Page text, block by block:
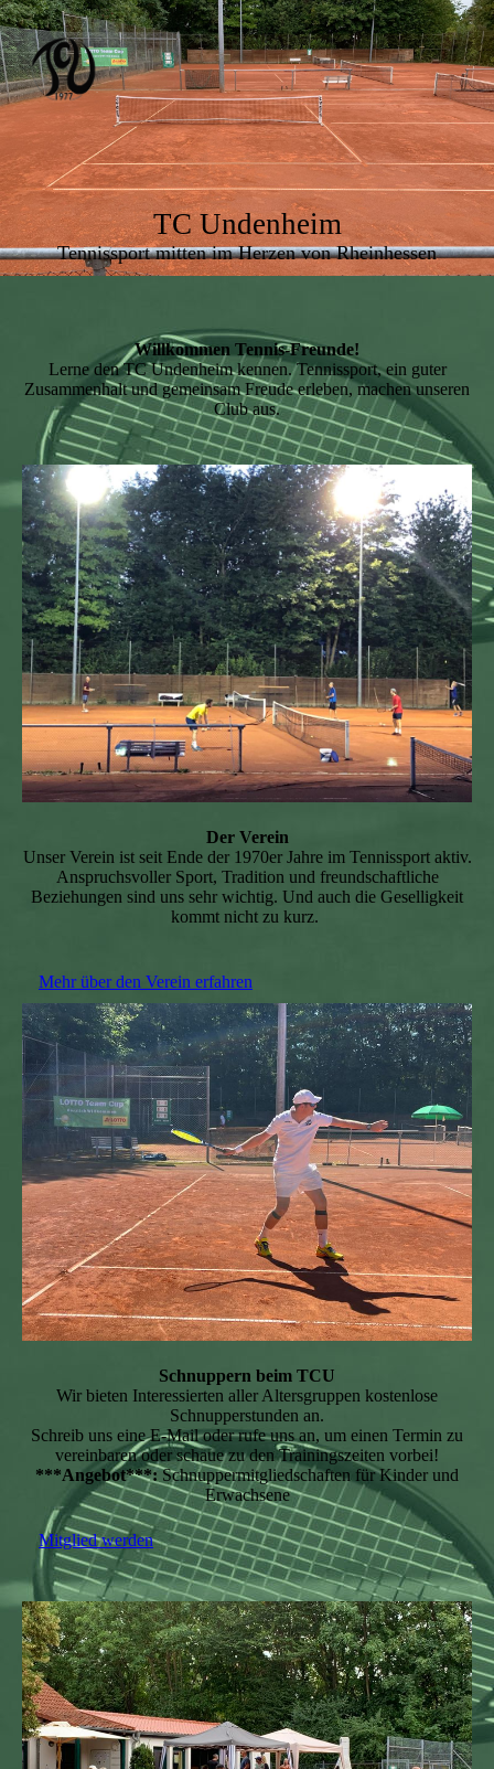
TC Undenheim
Tennissport mitten im Herzen von Rheinhessen
Willkommen Tennis-Freunde!
Lerne den TC Undenheim kennen. Tennissport, ein guter
Zusammenhalt und gemeinsam Freude erleben, machen unseren
Club aus.
Der Verein
Unser Verein ist seit Ende der 1970er Jahre im Tennissport aktiv.
Anspruchsvoller Sport, Tradition und freundschaftliche
Beziehungen sind uns sehr wichtig. Und auch die Geselligkeit
kommt nicht zu kurz.
Mehr über den Verein erfahren
Schnuppern beim TCU
Wir bieten Interessierten aller Altersgruppen kostenlose
Schnupperstunden an.
Schreib uns eine E-Mail oder rufe uns an, um einen Termin zu
vereinbaren oder schaue zu den Trainingszeiten vorbei!
***Angebot***:Schnuppermitgliedschaften für Kinder und
Erwachsene
Mitglied werden